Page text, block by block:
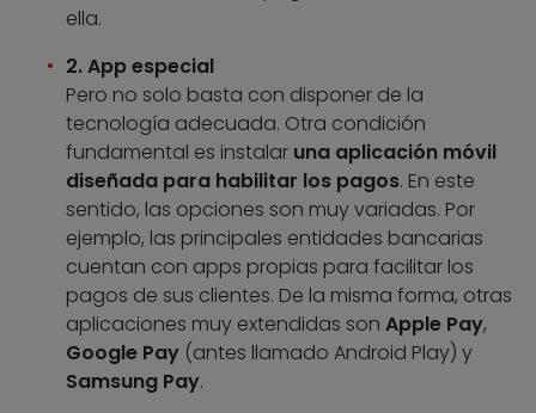
ella.
2. App especial
Pero no solo basta con disponer de la
tecnología adecuada. Otra condición
fundamental es instalar una aplicación móvil
diseñada para habilitar los pagos. En este
sentido, las opciones son muy variadas. Por
ejemplo, las principales entidades bancarias
cuentan con apps propias para facilitar los
pagos de sus clientes. De la misma forma, otras
aplicaciones muy extendidas son Apple Pay,
Google Pay (antes llamado Android Play) y
Samsung Pay.